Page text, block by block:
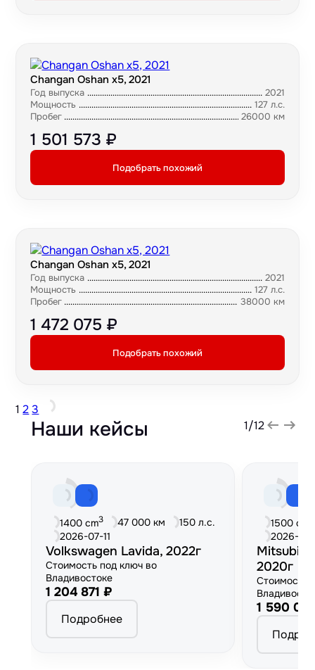
Changan Oshan x5, 2021
Год выпуска
2021
Мощность
127 л.с.
Пробег
26000 км
1 501 573 ₽
Подобрать похожий
Changan Oshan x5, 2021
Год выпуска
2021
Мощность
127 л.с.
Пробег
38000 км
1 472 075 ₽
Подобрать похожий
1 2 3
Наши кейсы 1/12
1400 cm3 47 000 км
150 л.с.
2026-07-11
Volkswagen Lavida, 2022г
Стоимость под ключ во
Владивостоке
1 204 871 ₽
Подробнее
1500 cm
2026-
2020г
Стоимость
1 590